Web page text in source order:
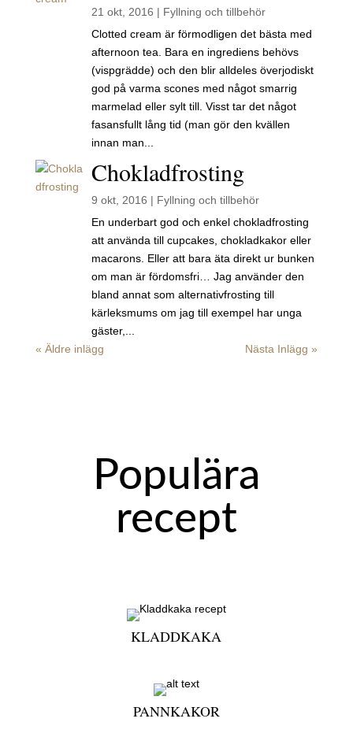
21 okt, 2016 | Fyllning och tillbehör
Clotted cream är förmodligen det bästa med
afternoon tea. Bara en ingrediens behövs
(vispgrädde) och den blir alldeles överjodiskt
god på varma scones med något smarrig
marmelad eller sylt till. Visst tar det något
fasansfullt lång tid (man gör den kvällen
innan man...
Chokladfrosting
9 okt, 2016 | Fyllning och tillbehör
En underbart god och enkel chokladfrosting
att använda till cupcakes, chokladkakor eller
macarons. Eller att bara äta direkt ur bunken
om man är fördomsfri… Jag använder den
bland annat som alternativfrosting till
kärleksmums om jag till exempel har unga
gäster,...
« Äldre inlägg
Nästa Inlägg »
Populära
recept
KLADDKAKA
PANNKAKOR